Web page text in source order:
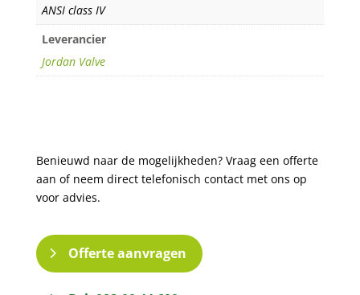
ANSI class IV
Leverancier
Jordan Valve
Benieuwd naar de mogelijkheden? Vraag een offerte
aan of neem direct telefonisch contact met ons op
voor advies.
Offerte aanvragen